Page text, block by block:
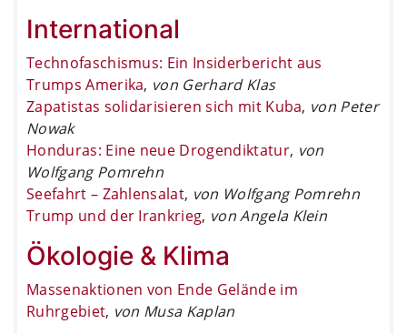
International
Technofaschismus: Ein Insiderbericht aus
Trumps Amerika, von Gerhard Klas
Zapatistas solidarisieren sich mit Kuba, von Peter
Nowak
Honduras: Eine neue Drogendiktatur, von
Wolfgang Pomrehn
Seefahrt – Zahlensalat, von Wolfgang Pomrehn
Trump und der Irankrieg, von Angela Klein
Ökologie & Klima
Massenaktionen von Ende Gelände im
Ruhrgebiet, von Musa Kaplan